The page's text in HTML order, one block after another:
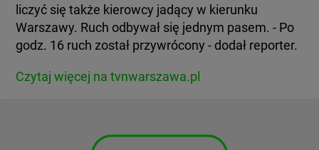
liczyć się także kierowcy jadący w kierunku
Warszawy. Ruch odbywał się jednym pasem. - Po
godz. 16 ruch został przywrócony - dodał reporter.